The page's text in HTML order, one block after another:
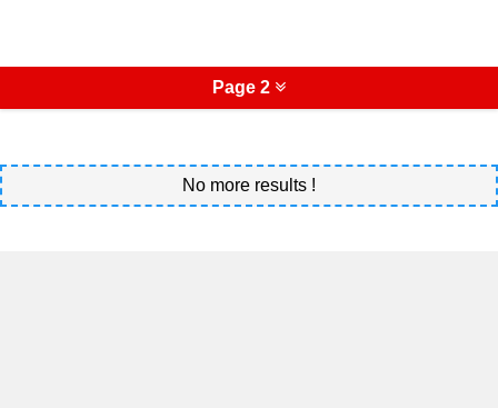
Page 2
No more results !